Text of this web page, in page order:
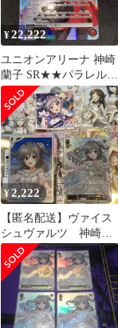
¥22,222
ユニオンアリーナ 神崎
蘭子 SR★★パラレルア
イドルマスター シンデ
レラガールズ
¥2,222
【匿名配送】ヴァイス
シュヴァルツ 神崎蘭
子セット